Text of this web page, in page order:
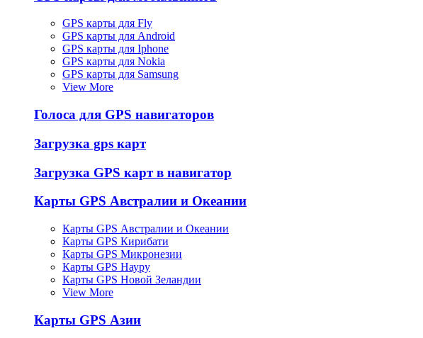
GPS карты для Fly
GPS карты для Android
GPS карты для Iphone
GPS карты для Nokia
GPS карты для Samsung
View More
Голоса для GPS навигаторов
Загрузка gps карт
Загрузка GPS карт в навигатор
Карты GPS Австралии и Океании
Карты GPS Австралии и Океании
Карты GPS Кирибати
Карты GPS Микронезии
Карты GPS Науру
Карты GPS Новой Зеландии
View More
Карты GPS Азии